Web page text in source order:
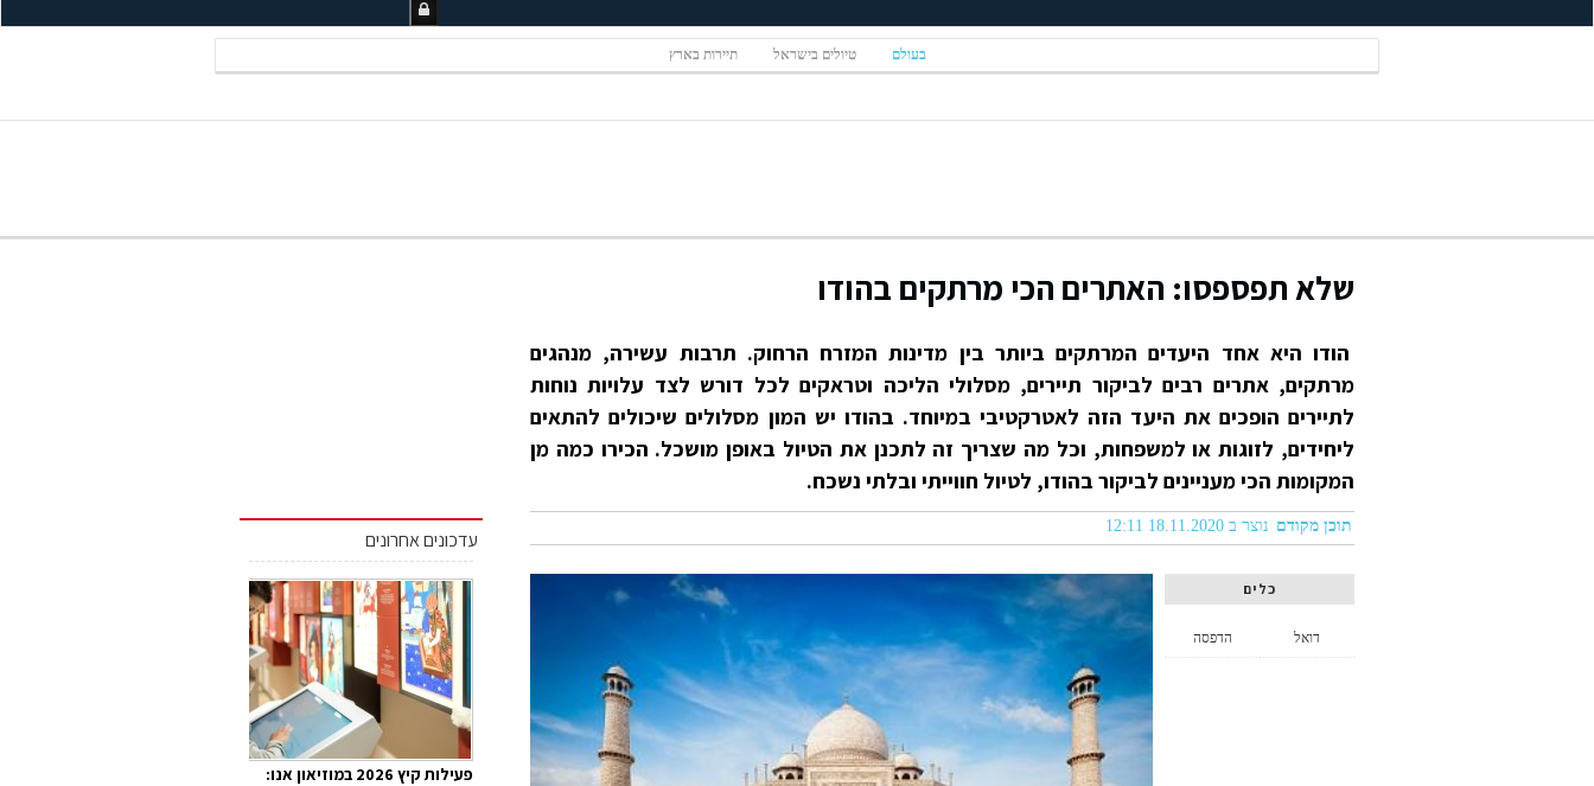
בעולם טיולים בישראל תיירות בארץ
שלא תפספסו: האתרים הכי מרתקים בהודו
הודו היא אחד היעדים המרתקים ביותר בין מדינות המזרח הרחוק. תרבות עשירה, מנהגים
מרתקים, אתרים רבים לביקור תיירים, מסלולי הליכה וטראקים לכל דורש לצד עלויות נוחות
לתיירים הופכים את היעד הזה לאטרקטיבי במיוחד. בהודו יש המון מסלולים שיכולים להתאים
ליחידים, לזוגות או למשפחות, וכל מה שצריך זה לתכנן את הטיול באופן מושכל. הכירו כמה מן
המקומות הכי מעניינים לביקור בהודו, לטיול חווייתי ובלתי נשכח.
תוכן מקודם נוצר ב 18.11.2020 12:11
כלים
הדפסה דואל
עדכונים אחרונים
פעילות קיץ 2026 במוזיאון אנו: